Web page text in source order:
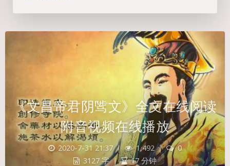
《文昌帝君阴骘文》全文在线阅读
附音视频在线播放
2020-7-31 21:37 | 1,492 |
0
3127 字 | 17 分钟